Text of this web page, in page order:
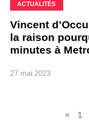
ACTUALITÉS
Vincent
la raison
minutes à
27 mai 2023
« 1